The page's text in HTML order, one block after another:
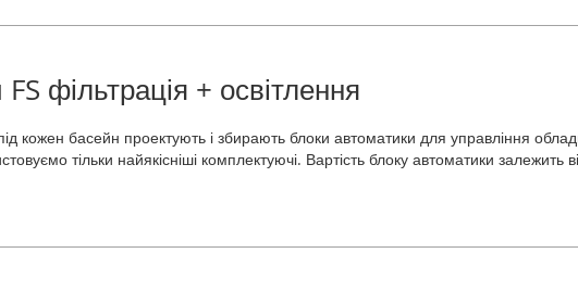
фільтрація + освітлення
кожен басейн проектують і збирають блоки автоматики для управління
тільки найякісніші комплектуючі. Вартість блоку автоматики залежить